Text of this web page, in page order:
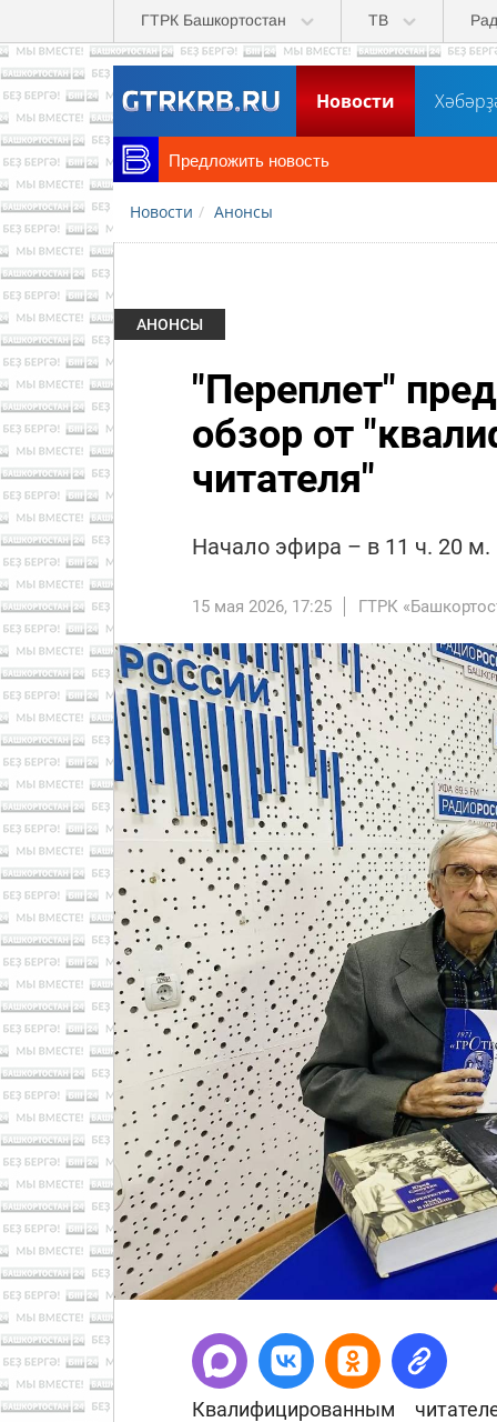
Перейти к основному содержанию
ГТРК Башкортостан ТВ
Новости
Предложить новость
Новости Анонсы
АНОНСЫ
"Переплет"
обзор от
читателя"
Начало эфира – в 11 ч. 20
15 мая 2026, 17:25 ГТРК
Квалифицированным